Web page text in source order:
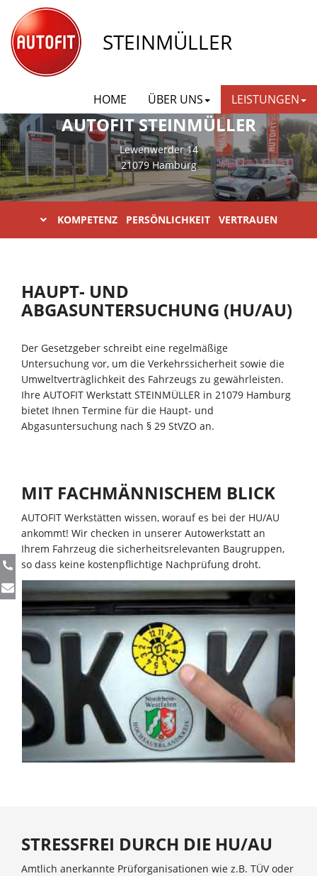
STEINMÜLLER
HOME ÜBER UNS LEISTUNGEN
AUTOFIT STEINMÜLLER
Lewenwerder 14
21079 Hamburg
KOMPETENZ PERSÖNLICHKEIT VERTRAUEN
HAUPT- UND
ABGASUNTERSUCHUNG (HU/AU)
Der Gesetzgeber schreibt eine regelmäßige
Untersuchung vor, um die Verkehrssicherheit sowie die
Umweltverträglichkeit des Fahrzeugs zu gewährleisten.
Ihre AUTOFIT Werkstatt STEINMÜLLER in 21079 Hamburg
bietet Ihnen Termine für die Haupt- und
Abgasuntersuchung nach § 29 StVZO an.
MIT FACHMÄNNISCHEM BLICK
AUTOFIT Werkstätten wissen, worauf es bei der HU/AU
ankommt! Wir checken in unserer Autowerkstatt an
Ihrem Fahrzeug die sicherheitsrelevanten Baugruppen,
so dass keine kostenpflichtige Nachprüfung droht.
STRESSFREI DURCH DIE HU/AU
Amtlich anerkannte Prüforganisationen wie z.B. TÜV oder